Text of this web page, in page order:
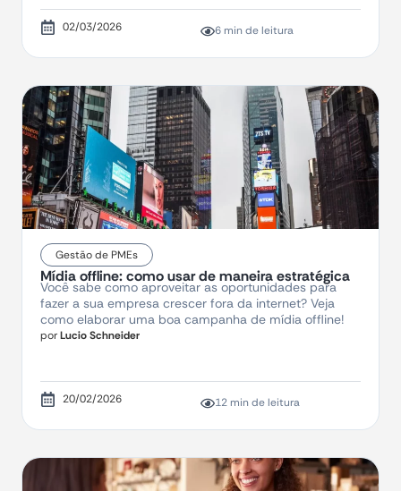
02/03/2026 6 min de leitura
Gestão de PMEs
Mídia offline: como usar de maneira estratégica
Você sabe como aproveitar as oportunidades para
fazer a sua empresa crescer fora da internet? Veja
como elaborar uma boa campanha de mídia offline!
porLucio Schneider
20/02/2026 12 min de leitura